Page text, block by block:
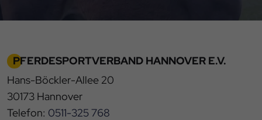
PFERDESPORTVERBAND HANNOVER E.V.
Hans-Böckler-Allee 20
30173 Hannover
Telefon: 0511-325 768